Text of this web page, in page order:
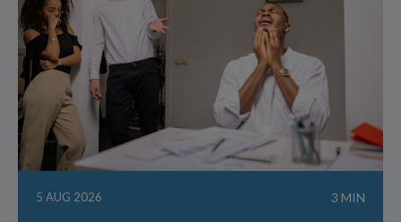
5 AUG 2026 3 MIN